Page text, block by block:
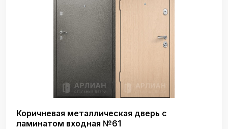
Коричневая металлическая дверь с
ламинатом входная №61